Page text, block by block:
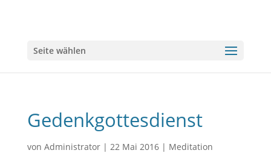
Seite wählen
Gedenkgottesdienst
von Administrator| 22 Mai 2016| Meditation